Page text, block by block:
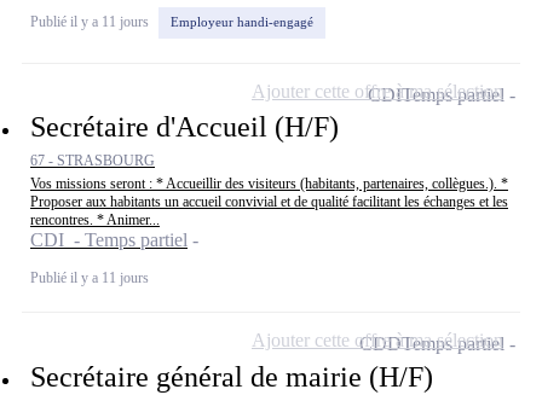
Publié il y a 11 jours Employeur handi-engagé
Secrétaire d'Accueil (H/F)
67 - STRASBOURG
Vos missions seront : * Accueillir des visiteurs (habitants, partenaires, collègues.). *
Proposer aux habitants un accueil convivial et de qualité facilitant les échanges et les
rencontres. * Animer...
CDI - Temps partiel
Publié il y a 11 jours
CDITemps partiel
Ajouter cette offre à ma sélection
Secrétaire général de mairie (H/F)
CDDTemps partiel
Ajouter cette offre à ma sélection